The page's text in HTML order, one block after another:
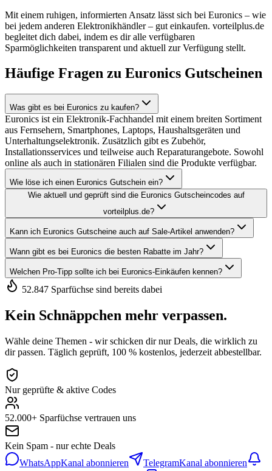
Mit einem ruhigen, informierten Ansatz lässt sich bei Euronics – wie
bei jedem anderen Elektronikhändler – gut einkaufen. vorteilplus.de
begleitet dich dabei, indem es dir alle verfügbaren
Sparmöglichkeiten transparent und aktuell zur Verfügung stellt.
Häufige Fragen zu Euronics Gutscheinen
Was gibt es bei Euronics zu kaufen?
Euronics ist ein Elektronik-Fachhandel mit einem breiten Sortiment
aus Fernsehern, Smartphones, Laptops, Haushaltsgeräten und
Unterhaltungselektronik. Zusätzlich gibt es Zubehör,
Installationsservices und teilweise auch Reparaturangebote. Sowohl
online als auch in stationären Filialen sind die Produkte verfügbar.
Wie löse ich einen Euronics Gutschein ein?
Wie aktuell und geprüft sind die Euronics Gutscheincodes auf
vorteilplus.de?
Kann ich Euronics Gutscheine auch auf Sale-Artikel anwenden?
Wann gibt es bei Euronics die besten Rabatte im Jahr?
Welchen Pro-Tipp sollte ich bei Euronics-Einkäufen kennen?
52.847 Sparfüchse sind bereits dabei
Kein Schnäppchen mehr verpassen.
Wähle deine Themen - wir schicken dir nur Deals, die wirklich zu
dir passen. Täglich geprüft, 100 % kostenlos, jederzeit abbestellbar.
Nur geprüfte & aktive Codes
52.000+ Sparfüchse vertrauen uns
Kein Spam - nur echte Deals
WhatsAppKanal abonnieren TelegramKanal abonnieren